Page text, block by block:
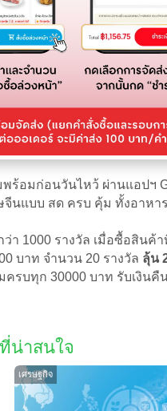
ร้อมก่อนวันไหว้ ผ่านแอปฯ
แบบ สด ครบ คุ้ม ทั้งอาหา
า 1000 รางวัล เมื่อซื้อสิน
บาท จำนวน 20 รางวัล ลุ้น
รบทุก 30000 บาท รับเงินคื
น่าสนใจ
เศรษฐกิจ